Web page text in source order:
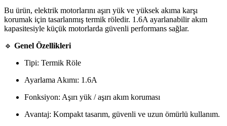
Bu ürün, elektrik motorlarını aşırı yük ve yüksek akıma karşı
korumak için tasarlanmış termik röledir. 1.6A ayarlanabilir akım
kapasitesiyle küçük motorlarda güvenli performans sağlar.
🔹 Genel Özellikleri
Tipi: Termik Röle
Ayarlama Akımı: 1.6A
Fonksiyon: Aşırı yük / aşırı akım koruması
Avantaj: Kompakt tasarım, güvenli ve uzun ömürlü kullanım.